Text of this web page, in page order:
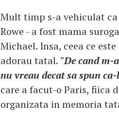
Mult timp s-a vehiculat
Rowe - a fost mama
Michael. Insa, ceea ce
adorau tatal. "De cand m-
nu vreau decat sa spun
care a facut-o Paris, fiica
organizata in memoria